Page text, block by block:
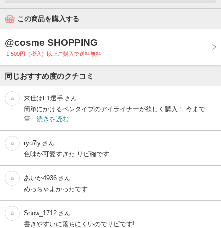
この商品を購入する
@cosme SHOPPING
1,500円（税込）以上ご購入で送料無料
同じおすすめ度のクチコミ
来世はF1選手 さん
簡単にかけるペンタイプのアイライナーが欲しく購入！ 今まで
筆… 続きを読む
ryu7ly さん
色味が可愛すぎた リピ確です
あいか4936 さん
めっちゃよかったです
Snow_1712 さん
書きやすいに落ちにくいのでリピです!